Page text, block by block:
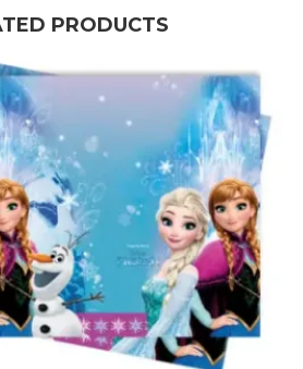
PRODUCTS